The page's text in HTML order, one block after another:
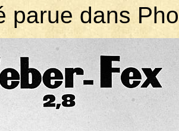
parue dans